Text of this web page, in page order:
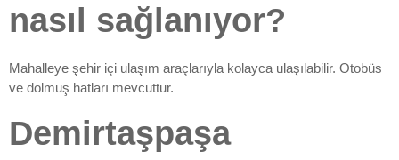
nasıl sağlanıyor?
Mahalleye şehir içi ulaşım araçlarıyla kolayca ulaşılabilir. Otobüs
ve dolmuş hatları mevcuttur.
Demirtaşpaşa